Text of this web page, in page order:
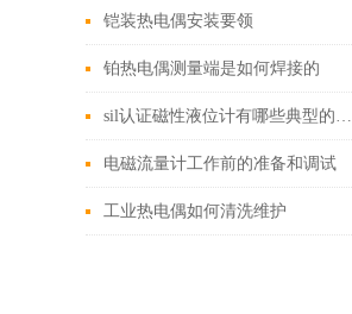
铠装热电偶安装要领
铂热电偶测量端是如何焊接的
sil认证磁性液位计有哪些典型的优点？
电磁流量计工作前的准备和调试
工业热电偶如何清洗维护